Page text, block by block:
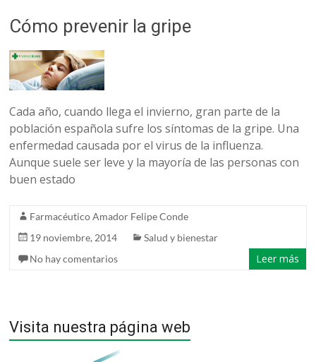
Cómo prevenir la gripe
Cada año, cuando llega el invierno, gran parte de la
población española sufre los síntomas de la gripe. Una
enfermedad causada por el virus de la influenza.
Aunque suele ser leve y la mayoría de las personas con
buen estado
Farmacéutico Amador Felipe Conde
19 noviembre, 2014
Salud y bienestar
No hay comentarios
Leer más
Visita nuestra página web